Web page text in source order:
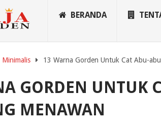
BERANDA
13 Warna Gorden Untuk Cat Abu-
GORDEN UNTUK
MENAWAN